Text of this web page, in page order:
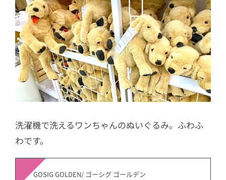
洗濯機で洗えるワンちゃんのぬいぐるみ。ふわふ
わです。
GOSIG GOLDEN/ ゴーシグ ゴールデン